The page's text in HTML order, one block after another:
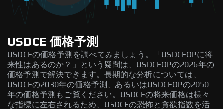
USDCE 価格予測
USDCEの価格予測を調べてみましょう。「USDCEOPに将
来性はあるのか？」という疑問は、USDCEOPの2026年の
価格予測で解決できます。長期的な分析については、
USDCEの2030年の価格予測、あるいはUSDCEOPの2050
年の価格予測もご覧ください。USDCEの将来価格は様々
な指標に左右されるため、USDCEの恐怖と貪欲指数を活